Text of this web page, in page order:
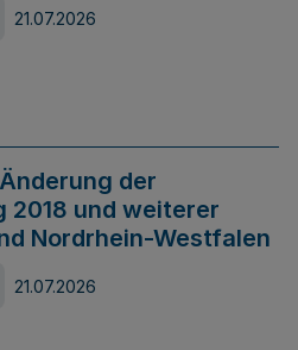
21.07.2026
der
2018 und weiterer
Nordrhein-Westfalen
21.07.2026